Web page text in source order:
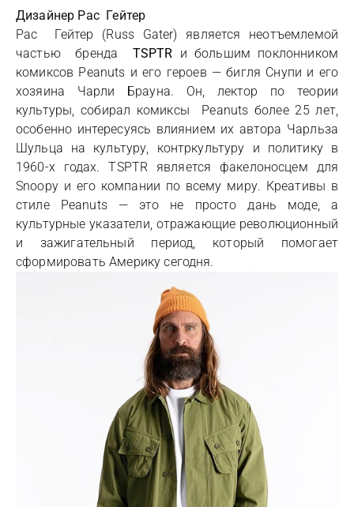
Дизайнер Рас Гейтер
Рас Гейтер (Russ Gater) является неотъемлемой
частью бренда TSPTR и большим поклонником
комиксов Peanuts и его героев — бигля Снупи и его
хозяина Чарли Брауна. Он, лектор по теории
культуры, собирал комиксы Peanuts более 25 лет,
особенно интересуясь влиянием их автора Чарльза
Шульца на культуру, контркультуру и политику в
1960-х годах. TSPTR является факелоносцем для
Snoopy и его компании по всему миру. Креативы в
стиле Peanuts — это не просто дань моде, а
культурные указатели, отражающие революционный
и зажигательный период, который помогает
сформировать Америку сегодня.